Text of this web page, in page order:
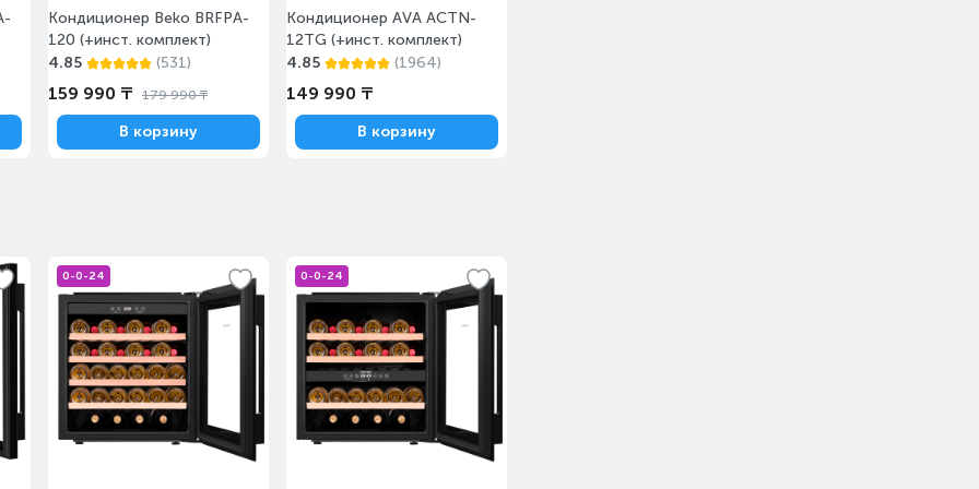
с 14 августа Под заказ
Кондиционер Beko BRFPA-
120 (+инст. комплект)
4.85
(531)
159 990 ₸ 179 990 ₸
В корзину
Кондиционер AVA ACTN-
12TG (+инст. комплект)
4.85
(1964)
149 990 ₸
В корзину
0-0-24 0-0-24